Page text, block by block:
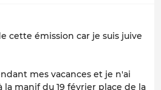
cette émission car je suis juive
mes vacances et je n'ai
la manif du 19 février place de la